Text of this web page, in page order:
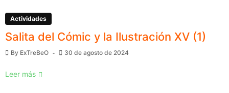
Actividades
Salita del Cómic y la Ilustración XV (1)
By ExTreBeO 30 de agosto de 2024
Leer más